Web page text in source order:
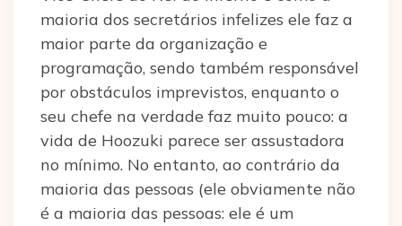
maioria dos secretários infelizes ele faz a
maior parte da organização e
programação, sendo também responsável
por obstáculos imprevistos, enquanto o
seu chefe na verdade faz muito pouco: a
vida de Hoozuki parece ser assustadora
no mínimo. No entanto, ao contrário da
maioria das pessoas (ele obviamente não
é a maioria das pessoas: ele é um